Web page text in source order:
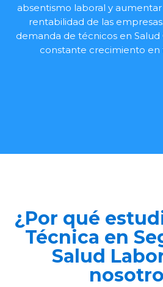
absentismo laboral y
rentabilidad de las
demanda de técnicos en
constante crecimiento en
¿Por qué
Técnica en
Salud